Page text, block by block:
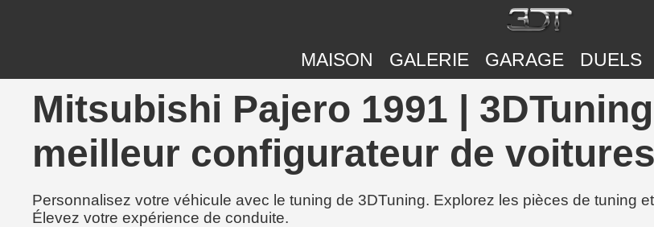
MAISON GALERIE GARAGE DUELS
Mitsubishi Pajero 1991 |
meilleur configurateur de
Personnalisez votre véhicule avec le tuning de 3DTuning. Explorez les pièces de tuning
Élevez votre expérience de conduite.